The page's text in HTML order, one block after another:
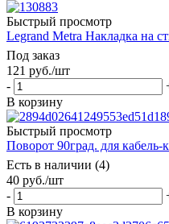
Быстрый просмотр
Legrand Metra Накладка на
Под заказ
121 руб./шт
-
В корзину
Быстрый просмотр
Поворот 90град. для
Есть в наличии (4)
40 руб./шт
-
В корзину